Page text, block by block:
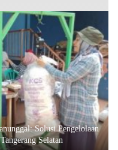
Solusi Pengelolaan
Selatan